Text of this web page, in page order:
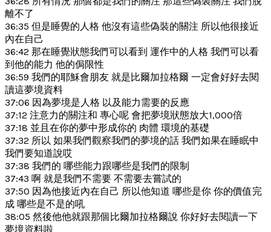
離不了
36:35 但是睡覺的人格 他沒有這些偽裝的關注 所以他很接近
內在自己
36:42 那在睡覺狀態我們可以看到 運作中的人格 我們可以看
到他的能力 他的侷限性
36:59 我們的耶穌會朋友 就是比爾加拉格爾 一定會好好去閱
讀這夢境資料
37:06 因為夢境是人格 以及能力需要的反應
37:12 注意力的關注和 專心呢 會把夢境狀態放大1,000倍
37:18 並且在你的夢中形成你的 肉體 環境的基礎
37:32 所以 如果我們觀察我們的夢境的話 我們如果在睡眠中
我們要知道說哎
37:38 我們的 哪些能力跟哪些是我們的限制
37:43 啊 就是我們不需要 不需要去嘗試的
37:50 因為他接近內在自己 所以他知道 哪些是你 你的價值完
成 哪些是不是的吼
38:05 然後他他就跟那個比爾加拉格爾說 你好好去閱讀一下
夢境資料啦